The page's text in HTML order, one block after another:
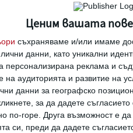
Ценим вашата
съхраняваме и/или имаме
данни, като уникални
персонализирана реклама и
аудиторията и развитие на
данни за географско
за да дадете
по-горе. Друга възможност е
си, преди да дадете
се бебе в корема
ви, а не да си
натоварвания